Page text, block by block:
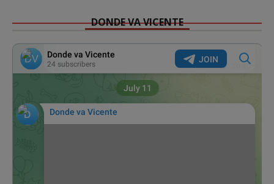
DONDE VA VICENTE